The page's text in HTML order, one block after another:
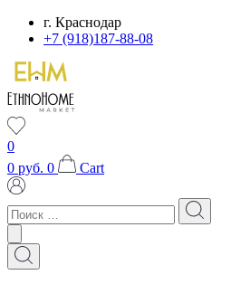
Перейтиг. Краснодар
+7 (918)187-88-08
0
0 руб. 0 Cart